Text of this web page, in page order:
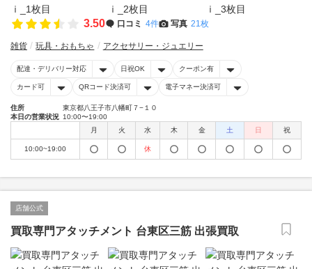
3.50 口コミ 4件 写真 21枚
雑貨 玩具・おもちゃ アクセサリー・ジュエリー
配達・デリバリー対応 日祝OK クーポン有
カード可 QRコード決済可 電子マネー決済可
住所
東京都八王子市八幡町７−１０
本日の営業状況 10:00〜19:00
月
火 水 木 金 土 日 祝
10:00~19:00 休
店舗公式
買取専門アタッチメント 台東区三筋 出張買取